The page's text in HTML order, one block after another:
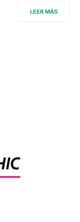
LEER MÁS